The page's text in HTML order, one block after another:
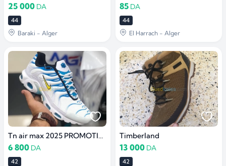
25 000 DA
44
Baraki - Alger
85 DA
44
El Harrach - Alger
Tn air max 2025 PROMOTION أواخر
6 800 DA
42
Timberland
13 000 DA
42